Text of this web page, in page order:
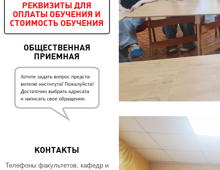
РЕКВИЗИТЫ ДЛЯ
ОПЛАТЫ ОБУЧЕНИЯ И
СТОИМОСТЬ ОБУЧЕНИЯ
ОБЩЕСТВЕННАЯ
ПРИЕМНАЯ
КОНТАКТЫ
Телефоны факультетов, кафедр и